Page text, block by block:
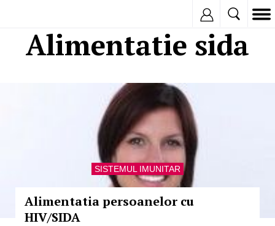
Alimentatie sida
SISTEMUL IMUNITAR
Alimentatia persoanelor cu
HIV/SIDA